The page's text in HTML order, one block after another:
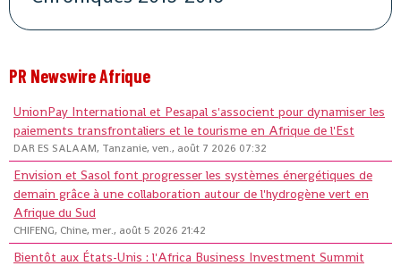
PR Newswire Afrique
UnionPay International et Pesapal s'associent pour dynamiser les
paiements transfrontaliers et le tourisme en Afrique de l'Est
DAR ES SALAAM, Tanzanie, ven., août 7 2026 07:32
Envision et Sasol font progresser les systèmes énergétiques de
demain grâce à une collaboration autour de l'hydrogène vert en
Afrique du Sud
CHIFENG, Chine, mer., août 5 2026 21:42
Bientôt aux États-Unis : l'Africa Business Investment Summit